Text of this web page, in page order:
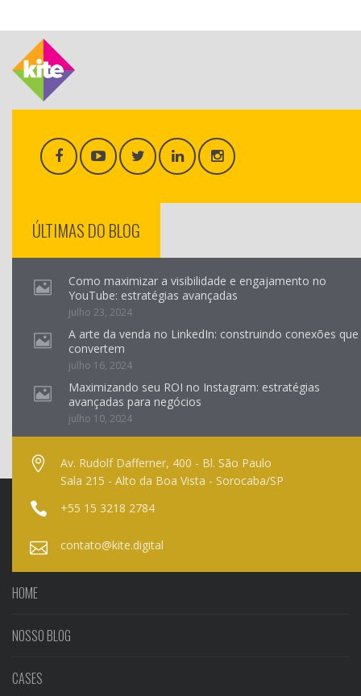
ÚLTIMAS DO BLOG
Como maximizar a visibilidade e engajamento no
YouTube: estratégias avançadas
julho 23, 2024
A arte da venda no LinkedIn: construindo conexões que
convertem
julho 16, 2024
Maximizando seu ROI no Instagram: estratégias
avançadas para negócios
julho 10, 2024
Av. Rudolf Dafferner, 400 - Bl. São Paulo
Sala 215 - Alto da Boa Vista - Sorocaba/SP
+55 15 3218 2784
contato@kite.digital
HOME
NOSSO BLOG
CASES